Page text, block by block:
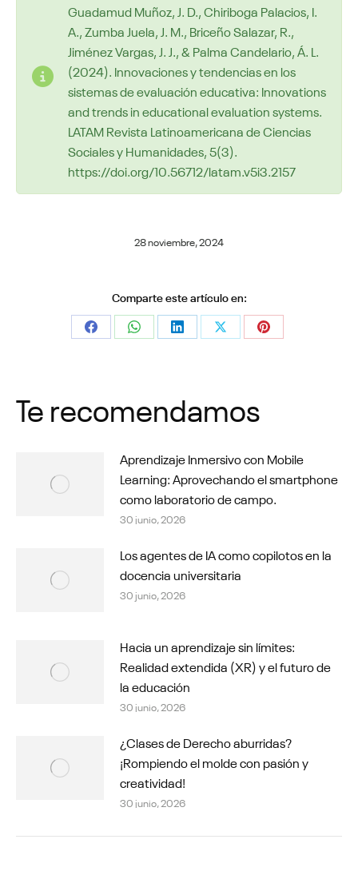
Guadamud Muñoz, J. D., Chiriboga Palacios, I.
A., Zumba Juela, J. M., Briceño Salazar, R.,
Jiménez Vargas, J. J., & Palma Candelario, Á. L.
(2024). Innovaciones y tendencias en los
sistemas de evaluación educativa: Innovations
and trends in educational evaluation systems.
LATAM Revista Latinoamericana de Ciencias
Sociales y Humanidades, 5(3).
https://doi.org/10.56712/latam.v5i3.2157
28 noviembre, 2024
Comparte este artículo en:
Share Share Share Share Share
Te recomendamos
Aprendizaje Inmersivo con Mobile
Learning: Aprovechando el smartphone
como laboratorio de campo.
30 junio, 2026
Los agentes de IA como copilotos en la
docencia universitaria
30 junio, 2026
Hacia un aprendizaje sin límites:
Realidad extendida (XR) y el futuro de
la educación
30 junio, 2026
¿Clases de Derecho aburridas?
¡Rompiendo el molde con pasión y
creatividad!
30 junio, 2026